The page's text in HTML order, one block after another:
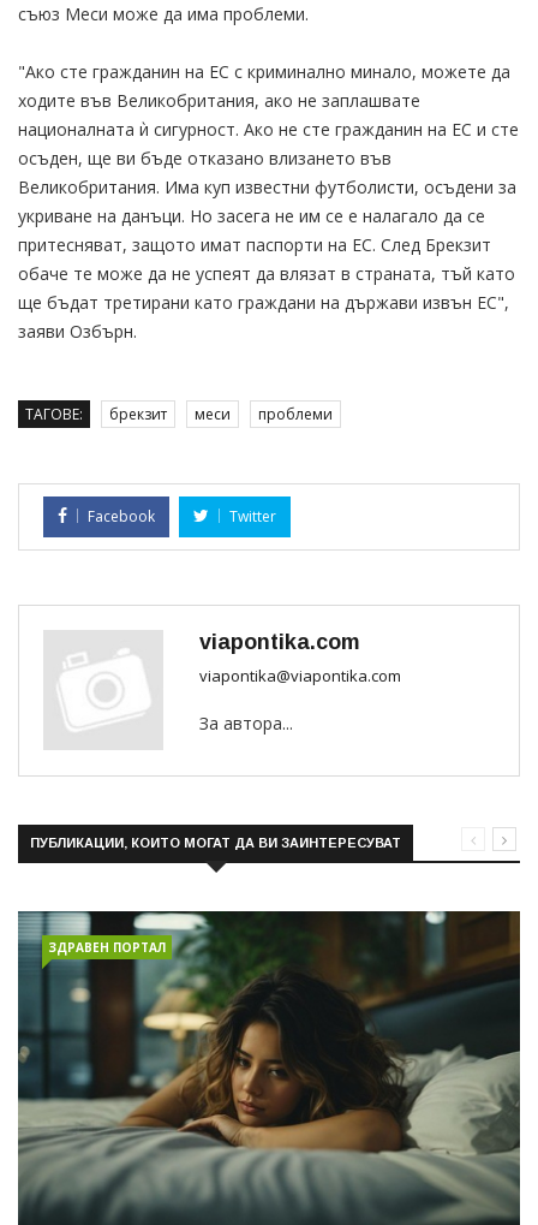
съюз Меси може да има проблеми.
"Ако сте гражданин на ЕС с криминално минало, можете да
ходите във Великобритания, ако не заплашвате
националната ѝ сигурност. Ако не сте гражданин на ЕС и сте
осъден, ще ви бъде отказано влизането във
Великобритания. Има куп известни футболисти, осъдени за
укриване на данъци. Но засега не им се е налагало да се
притесняват, защото имат паспорти на ЕС. След Брекзит
обаче те може да не успеят да влязат в страната, тъй като
ще бъдат третирани като граждани на държави извън ЕС",
заяви Озбърн.
ТАГОВЕ: брекзит меси проблеми
Facebook Twitter
viapontika.com
viapontika@viapontika.com
За автора...
ПУБЛИКАЦИИ, КОИТО МОГАТ ДА ВИ ЗАИНТЕРЕСУВАТ
ЗДРАВЕН ПОРТАЛ